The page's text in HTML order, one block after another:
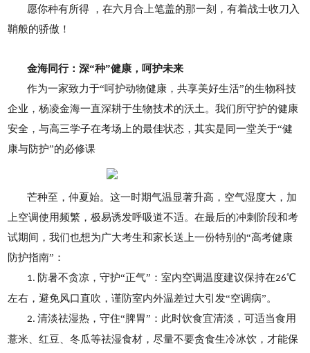
愿你种有所得 ，在六月合上笔盖的那一刻，有着战士收刀入
鞘般的骄傲！
金海同行：深“种”健康，呵护未来
作为一家致力于“呵护动物健康，共享美好生活”的生物科技
企业，杨凌金海一直深耕于生物技术的沃土。我们所守护的健康
安全，与高三学子在考场上的最佳状态，其实是同一堂关于“健
康与防护”的必修课
芒种至，仲夏始。这一时期气温显著升高，空气湿度大，加
上空调使用频繁，极易诱发呼吸道不适。在最后的冲刺阶段和考
试期间，我们也想为广大考生和家长送上一份特别的“高考健康
防护指南”：
1. 防暑不贪凉，守护“正气”：室内空调温度建议保持在26℃
左右，避免风口直吹，谨防室内外温差过大引发“空调病”。
2.清淡祛湿热，守住“脾胃”：此时饮食宜清淡，可适当食用
薏米、红豆、冬瓜等祛湿食材，尽量不要贪食生冷冰饮，才能保